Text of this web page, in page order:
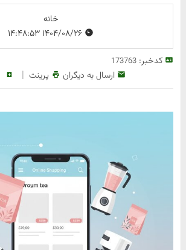
خانه
کدخبر:173763
ارسال به دیگران پرینت |